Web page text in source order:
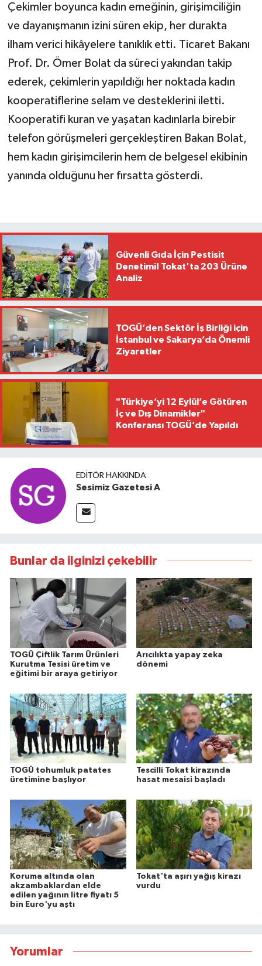
Çekimler boyunca kadın emeğinin, girişimciliğin
ve dayanışmanın izini süren ekip, her durakta
ilham verici hikâyelere tanıklık etti. Ticaret Bakanı
Prof. Dr. Ömer Bolat da süreci yakından takip
ederek, çekimlerin yapıldığı her noktada kadın
kooperatiflerine selam ve desteklerini iletti.
Kooperatifi kuran ve yaşatan kadınlarla birebir
telefon görüşmeleri gerçekleştiren Bakan Bolat,
hem kadın girişimcilerin hem de belgesel ekibinin
yanında olduğunu her fırsatta gösterdi.
Güvenli Gıda İçin Pestisit
Denetimi! Tokat'ta 203 Ürüne
Analiz
TOGÜ’den Sektör İş Birliği için
İstanbul ve Sakarya’da Önemli
Ziyaretler
"Türkiye’yi 12 Eylül’e Götüren
İç ve Dış Dinamikler"
Konferansı TOGÜ’de Yapıldı
EDITÖR HAKKINDA
Sesimiz Gazetesi A
Bunlar da ilginizi çekebilir
TOGÜ Çiftlik Tarım Ürünleri
Kurutma Tesisi üretim ve
eğitimi bir araya getiriyor
Arıcılıkta yapay zeka
dönemi
TOGÜ tohumluk patates
üretimine başlıyor
Tescilli Tokat kirazında
hasat mesaisi başladı
Koruma altında olan
akzambaklardan elde
edilen yağının litre fiyatı 5
bin Euro'yu aştı
Tokat'ta aşırı yağış kirazı
vurdu
Yorumlar